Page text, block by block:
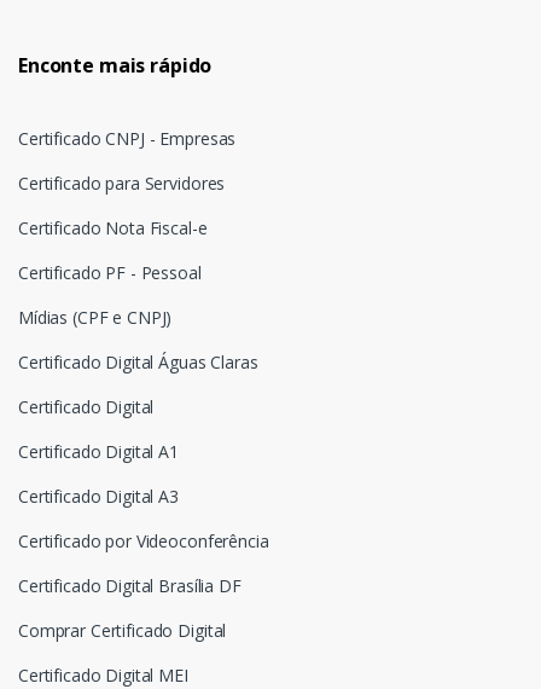
Enconte mais rápido
Certificado CNPJ - Empresas
Certificado para Servidores
Certificado Nota Fiscal-e
Certificado PF - Pessoal
Mídias (CPF e CNPJ)
Certificado Digital Águas Claras
Certificado Digital
Certificado Digital A1
Certificado Digital A3
Certificado por Videoconferência
Certificado Digital Brasília DF
Comprar Certificado Digital
Certificado Digital MEI